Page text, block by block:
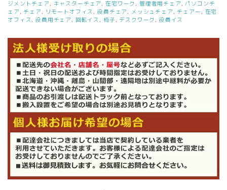
ジメントチェア , キャスターチェア , 在宅ワーク , 管理者用チェア ,パソコンチ
ェア , チェア , リモートオフィス ,役員チェア , メッシュチェア , チェアー , 在宅
オフィス ,役員用チェア , 回転イス , 椅子 , デスクワーク , 役員イス